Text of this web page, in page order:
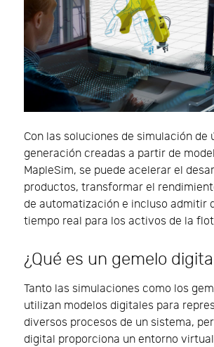
Con las soluciones de simulación de
generación creadas a partir de
MapleSim, se puede acelerar el
productos, transformar el
de automatización e incluso admitir
tiempo real para los activos de la
¿Qué es un gemelo
Tanto las simulaciones como los
utilizan modelos digitales para
diversos procesos de un sistema,
digital proporciona un entorno